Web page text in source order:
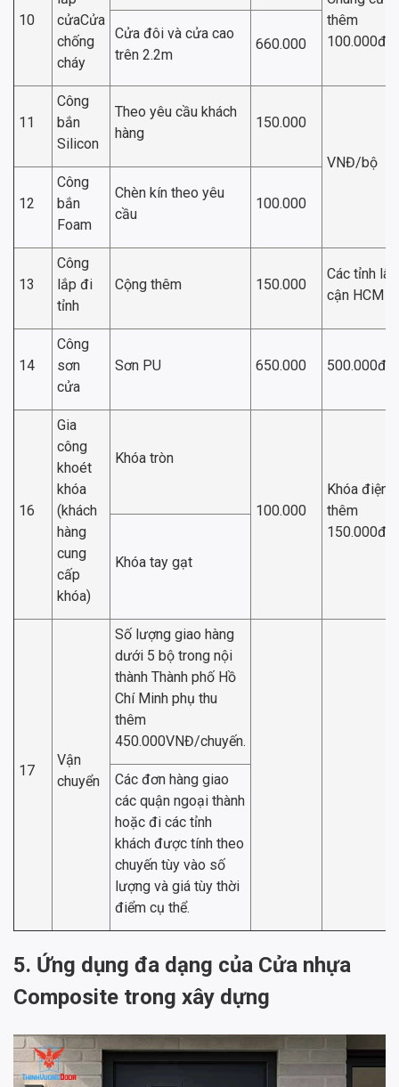
10
cửaCửa
chống
cháy
thêm
100.000đ/
Cửa đôi và cửa cao
trên 2.2m
660.000
11
Công
bắn
Silicon
Theo yêu cầu khách
hàng
150.000
VNĐ/bộ
12
Công
bắn
Foam
Chèn kín theo yêu
cầu
100.000
13
Công
lắp đi
tỉnh
Cộng thêm 150.000
Các tỉnh lân
cận HCM
14
Công
sơn
cửa
Sơn PU 650.000 500.000đ/
16
Gia
công
khoét
khóa
(khách
hàng
cung
cấp
khóa)
Khóa tròn
100.000
Khóa điện
thêm
150.000đ/
Khóa tay gạt
17
Vận
chuyển
Số lượng giao hàng
dưới 5 bộ trong nội
thành Thành phố Hồ
Chí Minh phụ thu
thêm
450.000VNĐ/chuyến.
Các đơn hàng giao
các quận ngoại thành
hoặc đi các tỉnh
khách được tính theo
chuyến tùy vào số
lượng và giá tùy thời
điểm cụ thể.
5. Ứng dụng đa dạng của Cửa nhựa
Composite trong xây dựng